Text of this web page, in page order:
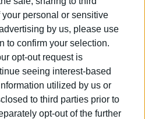
personal or sensitive
by us, please use
to confirm your selection.
opt-out request is
seeing interest-based
utilized by us or
to third parties prior to
opt-out of the further
ανάγκη να αναπτυχθεί
Ολυμπιακό άθλημα και σε
το λατρεύουν. Κάθε
είναι σημαντική.